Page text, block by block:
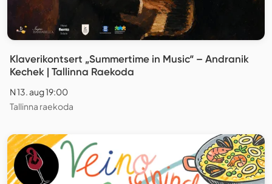
Klaverikontsert „Summertime in Music“ – Andranik
Kechek | Tallinna Raekoda
N 13. aug 19:00
Tallinna raekoda